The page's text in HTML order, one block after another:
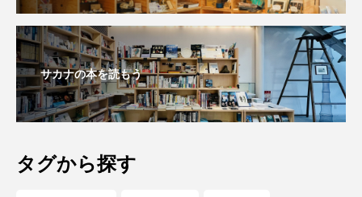
サカナの本を読もう
タグから探す